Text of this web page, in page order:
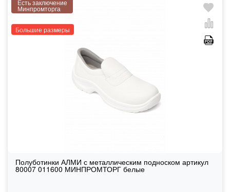
Есть заключение
Минпромторга
Большие размеры
Полуботинки АЛМИ с металлическим подноском артикул
80007 011600 МИНПРОМТОРГ белые